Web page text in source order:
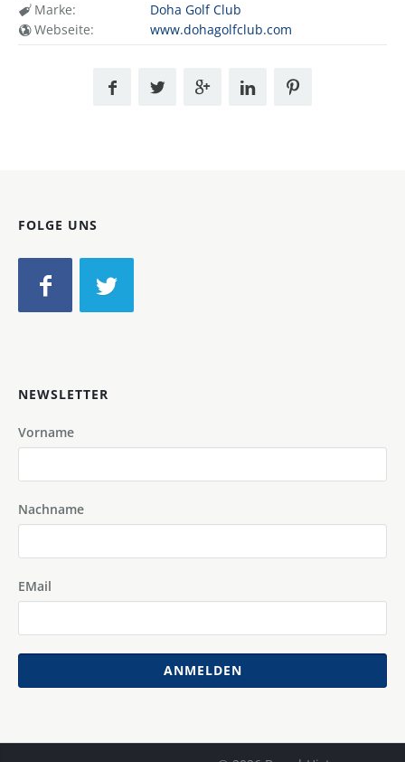
Marke:
Doha Golf Club
Webseite:
www.dohagolfclub.com
FOLGE UNS
NEWSLETTER
Vorname
Nachname
EMail
ANMELDEN